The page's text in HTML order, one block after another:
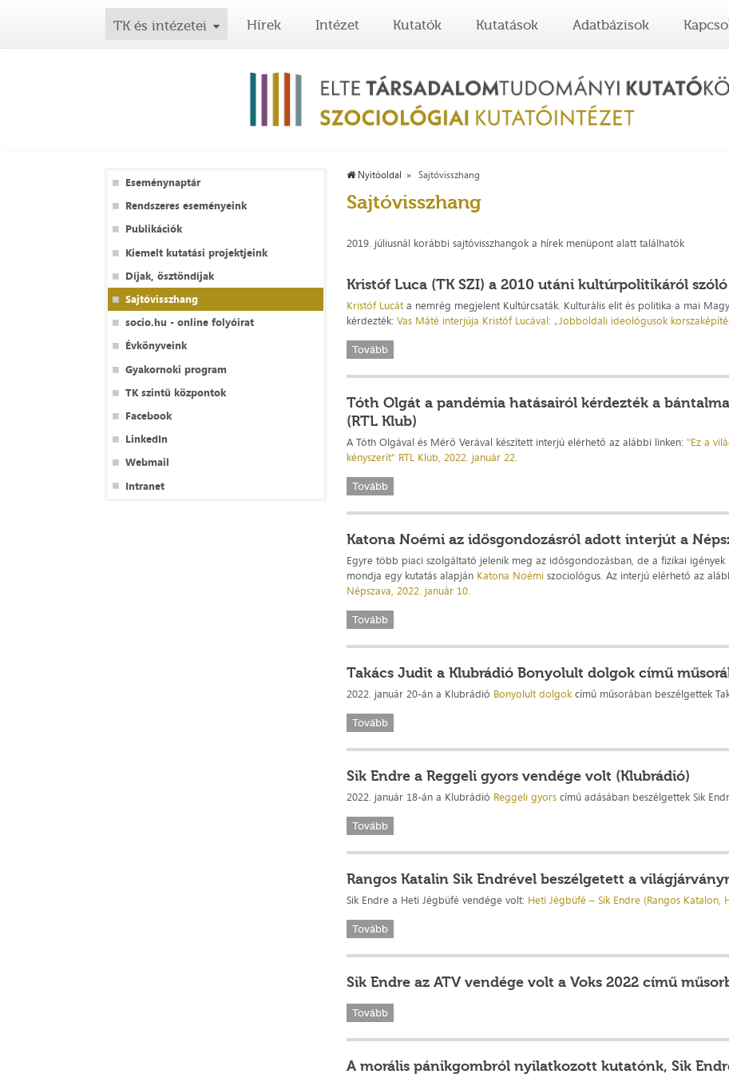
TK és intézetei Hírek Intézet Kutatók Kutatások Adatbázisok
Eseménynaptár
Rendszeres eseményeink
Publikációk
Kiemelt kutatási projektjeink
Díjak, ösztöndíjak
Sajtóvisszhang
socio.hu - online folyóirat
Évkönyveink
Gyakornoki program
TK szintű központok
Facebook
LinkedIn
Webmail
Intranet
Nyitóoldal Sajtóvisszhang
Sajtóvisszhang
2019. júliusnál korábbi sajtóvisszhangok a hírek menüpont alatt találhatók
Kristóf Luca (TK SZI) a 2010 utáni kultúrpolitikáról
Kristóf Lucát a nemrég megjelent Kultúrcsaták. Kulturális elit és politika a mai
kérdezték: Vas Máté interjúja Kristóf Lucával: „Jobboldali ideológusok
Tovább
Tóth Olgát a pandémia hatásairól kérdezték a
(RTL Klub)
A Tóth Olgával és Mérő Verával készített interjú elérhető az alábbi linken: "Ez a
kényszerít" RTL Klub, 2022. január 22.
Tovább
Katona Noémi az idősgondozásról adott interjút a
Egyre több piaci szolgáltató jelenik meg az idősgondozásban, de a fizikai
mondja egy kutatás alapján Katona Noémi szociológus. Az interjú elérhető az
Népszava, 2022. január 10.
Tovább
Takács Judit a Klubrádió Bonyolult dolgok című
2022. január 20-án a Klubrádió Bonyolult dolgokcímű műsorában beszélgettek
Tovább
Sik Endre a Reggeli gyors vendége volt (Klubrádió)
2022. január 18-án a Klubrádió Reggeli gyors című adásában beszélgettek Sik
Tovább
Rangos Katalin Sik Endrével beszélgetett a
Sik Endre a Heti Jégbüfé vendége volt: Heti Jégbüfé – Sik Endre (Rangos Katalon,
Tovább
Sik Endre az ATV vendége volt a Voks 2022 című
Tovább
A morális pánikgombról nyilatkozott kutatónk, Sik